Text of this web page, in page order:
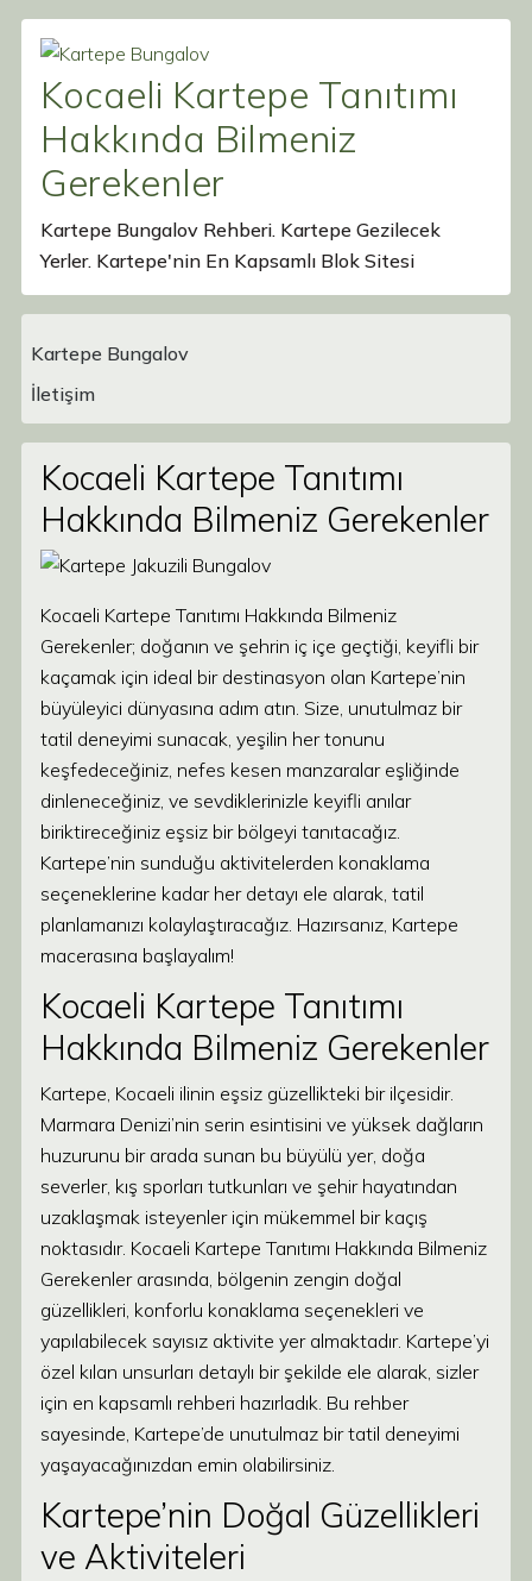
Kocaeli Kartepe Tanıtımı
Hakkında Bilmeniz
Gerekenler
Kartepe Bungalov Rehberi. Kartepe Gezilecek
Yerler. Kartepe'nin En Kapsamlı Blok Sitesi
Main Navigation
Kartepe Bungalov
İletişim
Kocaeli Kartepe Tanıtımı
Hakkında Bilmeniz Gerekenler
Kocaeli Kartepe Tanıtımı Hakkında Bilmeniz
Gerekenler; doğanın ve şehrin iç içe geçtiği, keyifli bir
kaçamak için ideal bir destinasyon olan Kartepe’nin
büyüleyici dünyasına adım atın. Size, unutulmaz bir
tatil deneyimi sunacak, yeşilin her tonunu
keşfedeceğiniz, nefes kesen manzaralar eşliğinde
dinleneceğiniz, ve sevdiklerinizle keyifli anılar
biriktireceğiniz eşsiz bir bölgeyi tanıtacağız.
Kartepe’nin sunduğu aktivitelerden konaklama
seçeneklerine kadar her detayı ele alarak, tatil
planlamanızı kolaylaştıracağız. Hazırsanız, Kartepe
macerasına başlayalım!
Kocaeli Kartepe Tanıtımı
Hakkında Bilmeniz Gerekenler
Kartepe, Kocaeli ilinin eşsiz güzellikteki bir ilçesidir.
Marmara Denizi’nin serin esintisini ve yüksek dağların
huzurunu bir arada sunan bu büyülü yer, doğa
severler, kış sporları tutkunları ve şehir hayatından
uzaklaşmak isteyenler için mükemmel bir kaçış
noktasıdır. Kocaeli Kartepe Tanıtımı Hakkında Bilmeniz
Gerekenler arasında, bölgenin zengin doğal
güzellikleri, konforlu konaklama seçenekleri ve
yapılabilecek sayısız aktivite yer almaktadır. Kartepe’yi
özel kılan unsurları detaylı bir şekilde ele alarak, sizler
için en kapsamlı rehberi hazırladık. Bu rehber
sayesinde, Kartepe’de unutulmaz bir tatil deneyimi
yaşayacağınızdan emin olabilirsiniz.
Kartepe’nin Doğal Güzellikleri
ve Aktiviteleri